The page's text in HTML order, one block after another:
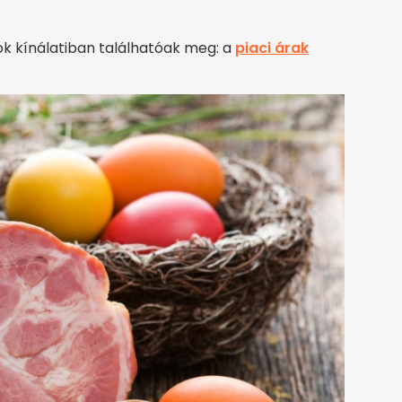
kínálatiban találhatóak meg: a piaci árak